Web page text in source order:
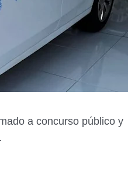
a concurso público y